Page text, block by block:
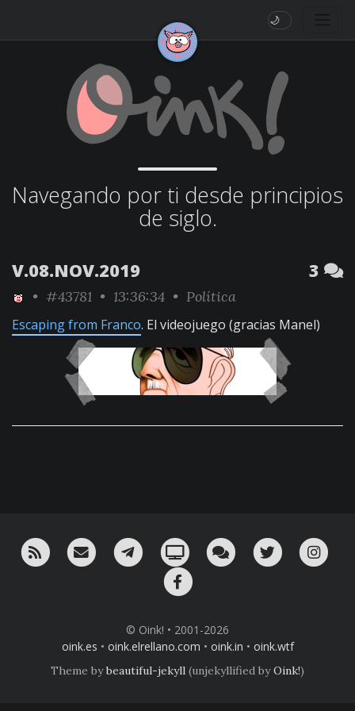
🌙
Navegando por ti desde principios
de siglo.
V.08.NOV.2019 3
• #43781 • 13:36:34 • Política
Escaping from Franco. El videojuego (gracias Manel)
RSS ¡Mándame un email!¡Nuestro canal en Telegram!
Oink! TV Charla con nosotros
Twitter
© Oink! • 2001-2026
oink.es • oink.elrellano.com • oink.in • oink.wtf
Theme bybeautiful-jekyll (unjekyllified byOink!)